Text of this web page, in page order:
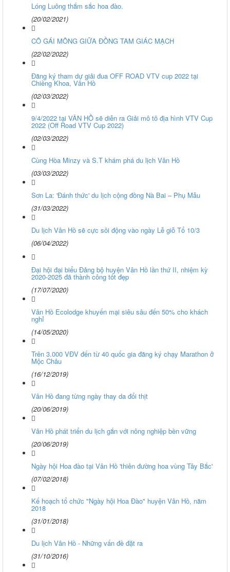
Lóng Luông thắm sắc hoa đào.
(20/02/2021)
CÔ GÁI MÔNG GIỮA ĐỒNG TAM GIÁC MẠCH
(22/02/2022)
Đăng ký tham dự giải đua OFF ROAD VTV cup 2022 tại
Chiềng Khoa, Vân Hồ
(02/03/2022)
9/4/2022 tại VÂN HỒ sẽ diễn ra Giải mô tô địa hình VTV Cup
2022 (Off Road VTV Cup 2022)
(02/03/2022)
Cùng Hòa Minzy và S.T khám phá du lịch Vân Hồ
(03/03/2022)
Sơn La: 'Đánh thức' du lịch cộng đồng Nà Bai – Phụ Mẫu
(31/03/2022)
Du lịch Vân Hồ sẽ cực sôi động vào ngày Lễ giỗ Tổ 10/3
(06/04/2022)
Đại hội đại biểu Đảng bộ huyện Vân Hồ lần thứ II, nhiệm kỳ
2020-2025 đã thành công tốt đẹp
(17/07/2020)
Vân Hồ Ecolodge khuyến mại siêu sâu đến 50% cho khách
nghỉ
(14/05/2020)
Trên 3.000 VĐV đến từ 40 quốc gia đăng ký chạy Marathon ở
Mộc Châu
(16/12/2019)
Vân Hồ đang từng ngày thay da đổi thịt
(20/06/2019)
Vân Hồ phát triển du lịch gắn với nông nghiệp bền vững
(20/06/2019)
Ngày hội Hoa đào tại Vân Hồ 'thiên đường hoa vùng Tây Bắc'
(07/02/2018)
Kế hoạch tổ chức "Ngày hội Hoa Đào" huyện Vân Hồ, năm
2018
(31/01/2018)
Du lịch Vân Hồ - Những vấn đề đặt ra
(31/10/2016)